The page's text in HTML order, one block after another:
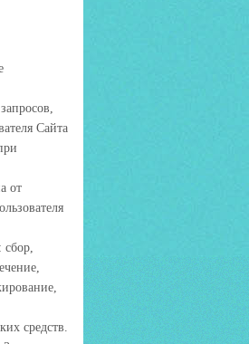
Сайта
от
сбор,
средств.